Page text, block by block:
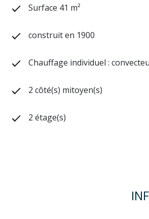
Surface 41 m²
construit en 1900
Chauffage individuel :
2 côté(s) mitoyen(s)
2 étage(s)